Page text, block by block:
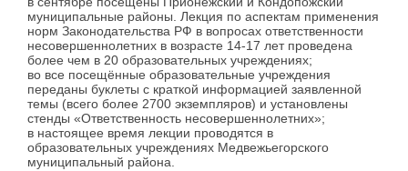
муниципальные районы. Лекция по аспектам применения
норм Законодательства РФ в вопросах ответственности
несовершеннолетних в возрасте 14-17 лет проведена
более чем в 20 образовательных учреждениях;
во все посещённые образовательные учреждения
переданы буклеты с краткой информацией заявленной
темы (всего более 2700 экземпляров) и установлены
стенды «Ответственность несовершеннолетних»;
в настоящее время лекции проводятся в
образовательных учреждениях Медвежьегорского
муниципальный района.